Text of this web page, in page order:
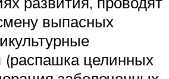
выпасных
(распашка целинных